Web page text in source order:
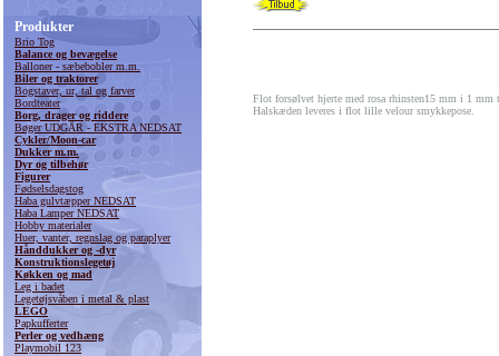
Produkter
Brio Tog
Balance og bevægelse
Balloner - sæbebobler m.m.
Biler og traktorer
Bogstaver, ur, tal og farver
Bordteater
Borg, drager og riddere
Bøger UDGÅR - EKSTRA NEDSAT
Cykler/Moon-car
Dukker m.m.
Dyr og tilbehør
Figurer
Fødselsdagstog
Haba gulvtæpper NEDSAT
Haba Lamper NEDSAT
Hobby materialer
Huer, vanter, regnslag og paraplyer
Hånddukker og -dyr
Konstruktionslegetøj
Køkken og mad
Leg i badet
Legetøjsvåben i metal & plast
LEGO
Papkufferter
Perler og vedhæng
Playmobil 123
Flot forsølvet hjerte med rosa rhinsten15 mm i 1
Halskæden leveres i flot lille velour smykkepose.